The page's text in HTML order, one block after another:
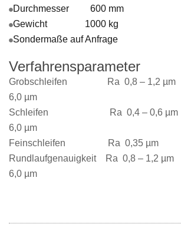
Durchmesser 600 mm
Gewicht 1000 kg
Sondermaße auf Anfrage
Verfahrensparameter
Grobschleifen Ra 0,8 – 1,2
6,0 µm
Schleifen Ra 0,4 – 0,6 µm
6,0 µm
Feinschleifen Ra 0,35 µm
Rundlaufgenauigkeit Ra 0,8 – 1,2
6,0 µm